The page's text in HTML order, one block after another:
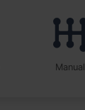
manual